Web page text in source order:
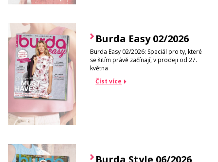
Burda Easy 02/2026
Burda Easy 02/2026: Speciál pro ty, které
se šitím právě začínají, v prodeji od 27.
května
Číst více